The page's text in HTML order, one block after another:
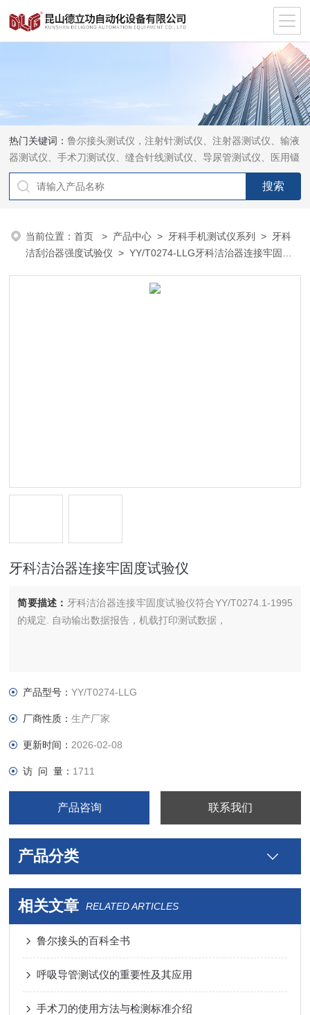
热门关键词：鲁尔接头测试仪，注射针测试仪、注射器测试仪、输液
器测试仪、手术刀测试仪、缝合针线测试仪、导尿管测试仪、医用镊
钳测试仪、导引管导丝测试仪、针灸针测试仪、留置针测试仪
当前位置：首页 > 产品中心 > 牙科手机测试仪系列 > 牙科
洁刮治器强度试验仪 > YY/T0274-LLG牙科洁治器连接牢固度
牙科洁治器连接牢固度试验仪
简要描述： 牙科洁治器连接牢固度试验仪符合YY/T0274.1-1995
的规定. 自动输出数据报告，机载打印测试数据，
产品型号：YY/T0274-LLG
厂商性质：生产厂家
更新时间： 2026-02-08
访 问 量： 1711
产品咨询 联系我们
产品分类
相关文章 RELATED ARTICLES
鲁尔接头的百科全书
呼吸导管测试仪的重要性及其应用
手术刀的使用方法与检测标准介绍